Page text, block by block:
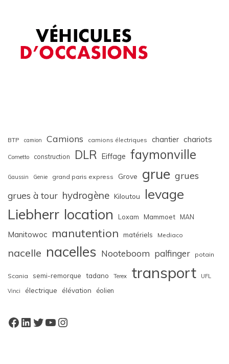
BTP camion Camions camions électriques chantier chariots
Cometto construction DLR Eiffage faymonville
Gaussin Genie grand paris express Grove grue grues
grues à tour hydrogène Kiloutou levage
Liebherr location Loxam Mammoet MAN
Manitowoc manutention matériels Mediaco
nacelle nacelles Nooteboom palfinger potain
Scania semi-remorque tadano Terex transport UFL
Vinci électrique élévation éolien
Facebook
LinkedIn
Twitter
YouTube
Instagram